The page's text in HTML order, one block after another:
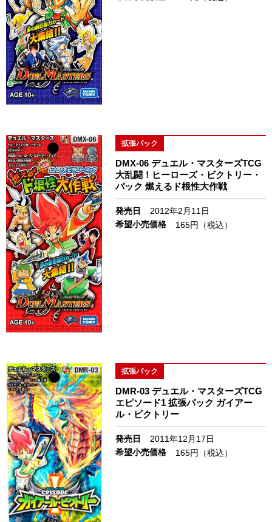
拡張パック
DMX-06 デュエル・マスターズTCG
大乱闘！ヒーローズ・ビクトリー・
パック 燃えるド根性大作戦
発売日
2012年2月11日
希望小売価格
165円（税込）
拡張パック
DMR-03 デュエル・マスターズTCG
エピソード1 拡張パック ガイアー
ル・ビクトリー
発売日
2011年12月17日
希望小売価格
165円（税込）